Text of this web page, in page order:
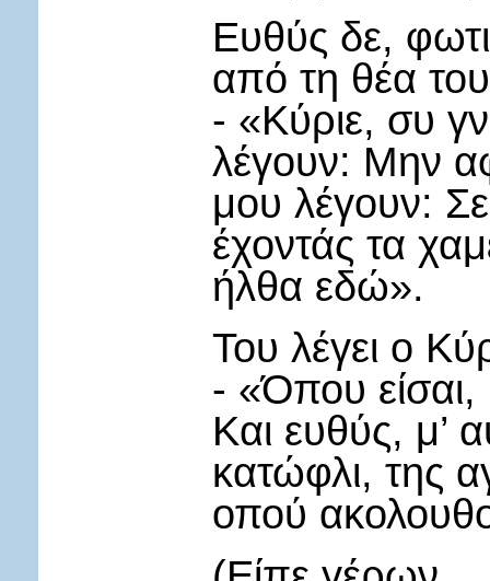
Ευθύς δε,
από τη θέα
- «Κύριε, συ
λέγουν: Μην
μου λέγουν:
έχοντάς τα
ήλθα εδώ».
Του λέγει ο
- «Όπου είσαι,
Και ευθύς, μ’
κατώφλι, της
οπού